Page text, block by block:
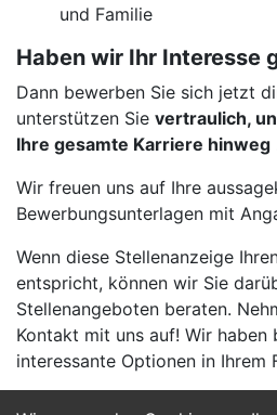
und Familie
Haben wir Ihr Interesse
Dann bewerben Sie sich jetzt
unterstützen Sie vertraulich,
Ihre gesamte Karriere hinweg
Wir freuen uns auf Ihre
Bewerbungsunterlagen mit
Wenn diese Stellenanzeige
entspricht, können wir Sie
Stellenangeboten beraten.
Kontakt mit uns auf! Wir haben
interessante Optionen in Ihrem